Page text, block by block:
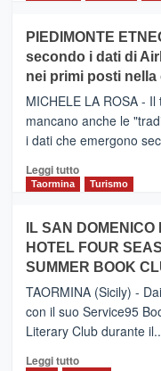
CATANIA
–
Inaugurato
il
nuovo
collegamento
tra
e
Zanzibar
da
Neos
PIEDIMONTE
secondo i dati di
nei primi posti
MICHELE LA ROSA -
mancano anche le
i dati che emergono
Leggi tuttoLeggi
PIEDIMONTE
ETNEO
–
Meta
turistica
privilegiata
secondo
Taormina Turismo
IL SAN
HOTEL FOUR
SUMMER BOOK
TAORMINA (Sicily) -
con il suo Service95
Literary Club durante
Leggi tuttoLeggi